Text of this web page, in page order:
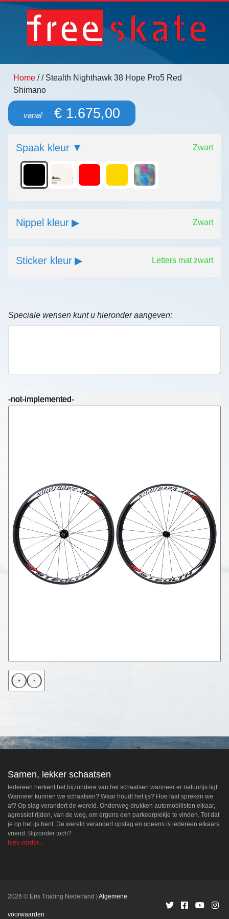
Home // Stealth Nighthawk 38 Hope Pro5 Red
Shimano
vanaf€ 1.675,00
Spaak kleur Zwart
Nippel kleur Zwart
Sticker kleur Letters mat zwart
Speciale wensen kunt u hieronder aangeven:
-not-implemented-
-not-implemented-
-not-implemented-
-not-implemented-
Samen, lekker schaatsen
Iedereen herkent het bijzondere van het schaatsen wanneer er natuurijs ligt.
Wanneer kunnen we schaatsen? Waar houdt het ijs? Hoe laat spreken we
af? Op slag verandert de wereld. Onderweg drukken automobilisten elkaar,
agressief rijden, van de weg, om ergens een parkeerplekje te vinden. Tot dat
je op het ijs bent. De wereld verandert opslag en opeens is iedereen elkaars
vriend. Bijzonder toch?
lees verder...
2026 © Eris Trading Nederland Algemene
voorwaarden